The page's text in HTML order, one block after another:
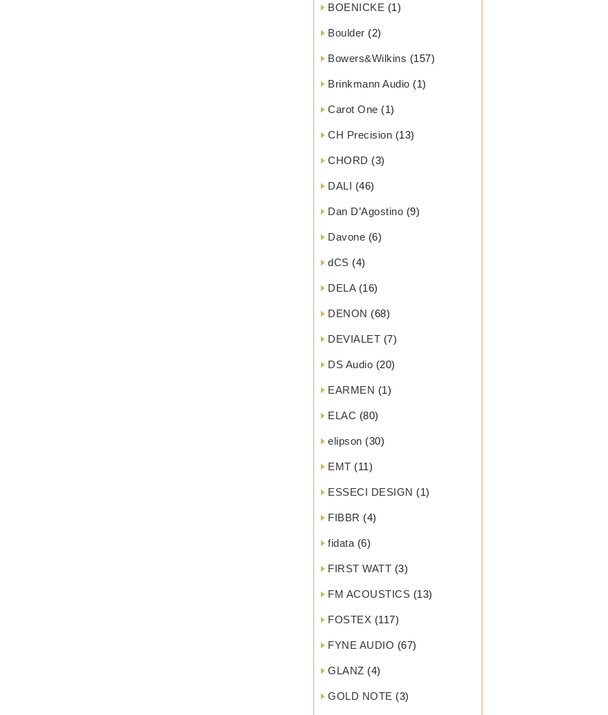
BOENICKE (1)
Boulder (2)
Bowers&Wilkins (157)
Brinkmann Audio (1)
Carot One (1)
CH Precision (13)
CHORD (3)
DALI (46)
Dan D’Agostino (9)
Davone (6)
dCS (4)
DELA(16)
DENON (68)
DEVIALET (7)
DS Audio (20)
EARMEN (1)
ELAC (80)
elipson (30)
EMT (11)
ESSECI DESIGN (1)
FIBBR (4)
fidata (6)
FIRST WATT (3)
FM ACOUSTICS (13)
FOSTEX (117)
FYNE AUDIO (67)
GLANZ (4)
GOLD NOTE (3)